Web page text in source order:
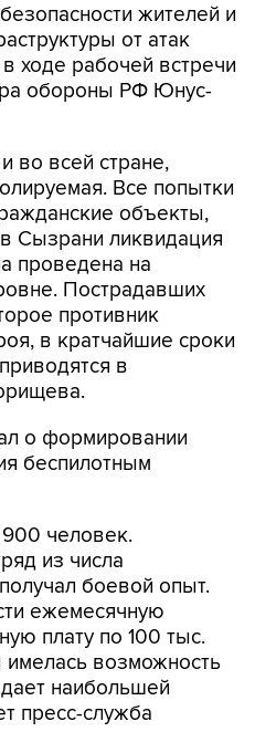
жителей и
от атак
ходе рабочей встречи
обороны РФ Юнус-
во всей стране,
Все попытки
объекты,
Сызрани ликвидация
проведена на
Пострадавших
противник
в кратчайшие сроки
в
о формировании
беспилотным
человек.
из числа
боевой опыт.
ежемесячную
плату по 100 тыс.
имелась возможность
наибольшей
пресс-служба